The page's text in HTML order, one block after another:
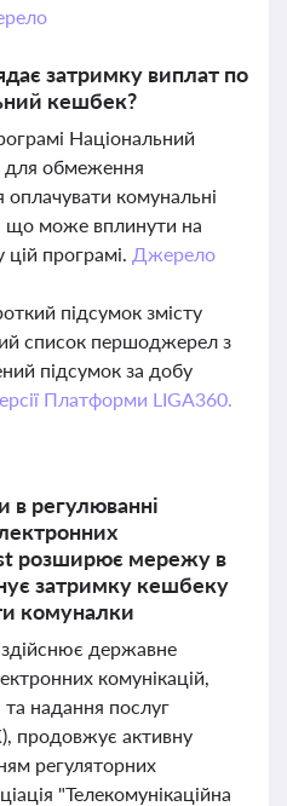
затримку виплат по
кешбек?
Національний
для обмеження
комунальні
що може вплинути на
цій програмі. Джерело
підсумок змісту
список першоджерел з
підсумок за добу
Платформи LIGA360.
в регулюванні
розширює мережу в
затримку кешбеку
комуналки
державне
комунікацій,
та надання послуг
продовжує активну
регуляторних
"Телекомунікаційна